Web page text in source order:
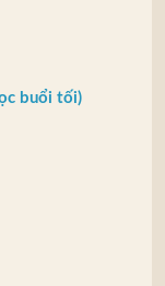
buổi tối)